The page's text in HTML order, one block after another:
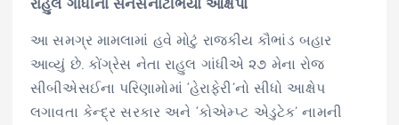
રાહુલ ગાંધીના સનસનાટીભર્યા આક્ષેપો
આ સમગ્ર મામલામાં હવે મોટું રાજકીય કૌભાંડ બહાર
આવ્યું છે. કોંગ્રેસ નેતા રાહુલ ગાંધીએ ૨૭ મેના રોજ
સીબીએસઈના પરિણામોમાં ‘હેરાફેરી’નો સીધો આક્ષેપ
લગાવતા કેન્દ્ર સરકાર અને ‘કોએમ્પ્ટ એડુટેક’ નામની